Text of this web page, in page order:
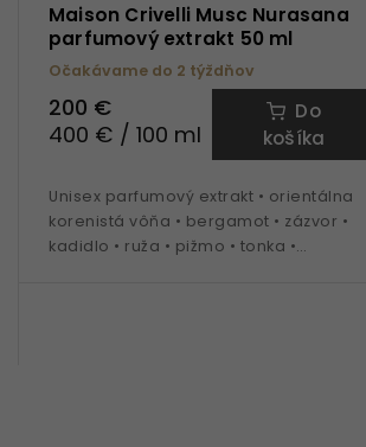
Maison Crivelli Musc Nurasana
parfumový extrakt 50 ml
Očakávame do 2 týždňov
200 €
400 € / 100 ml
Do
košíka
Unisex parfumový extrakt • orientálna
korenistá vôňa • bergamot • zázvor •
kadidlo • ruža • pižmo • tonka •